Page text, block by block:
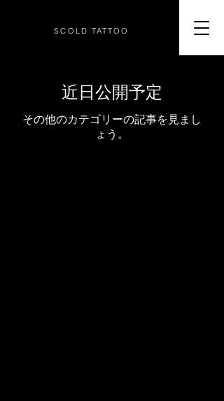
SCOLD TATTOO
近日公開予定
その他のカテゴリーの記事を見まし
ょう。